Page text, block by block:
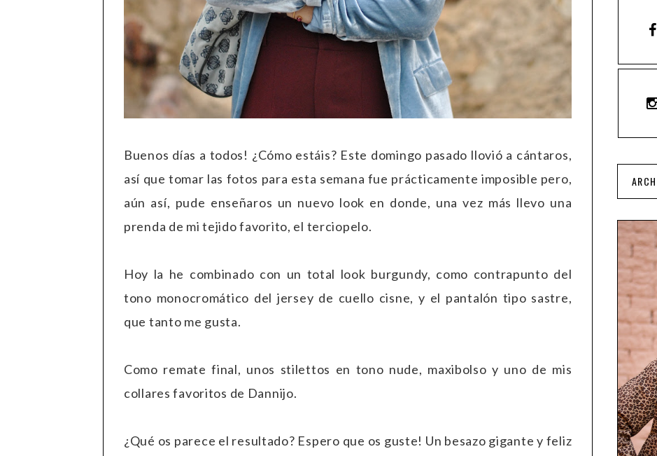
Buenos días a todos! ¿Cómo estáis? Este domingo pasado llovió a cántaros,
así que tomar las fotos para esta semana fue prácticamente imposible pero,
aún así, pude enseñaros un nuevo look en donde, una vez más llevo una
prenda de mi tejido favorito, el terciopelo.
Hoy la he combinado con un total look burgundy, como contrapunto del
tono monocromático del jersey de cuello cisne, y el pantalón tipo sastre,
que tanto me gusta.
Como remate final, unos stilettos en tono nude, maxibolso y uno de mis
collares favoritos de Dannijo.
¿Qué os parece el resultado? Espero que os guste! Un besazo gigante y feliz